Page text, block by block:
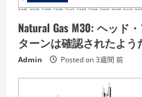
Natural Gas M30: ヘッド
ターンは確認されたよう
Admin Posted on 3週間 前